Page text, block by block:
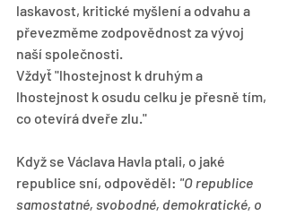
laskavost, kritické myšlení a odvahu a
převezměme zodpovědnost za vývoj
naší společnosti.
Vždyť "lhostejnost k druhým a
lhostejnost k osudu celku je přesně tím,
co otevírá dveře zlu."
Když se Václava Havla ptali, o jaké
republice sní, odpověděl: "O republice
samostatné, svobodné, demokratické, o